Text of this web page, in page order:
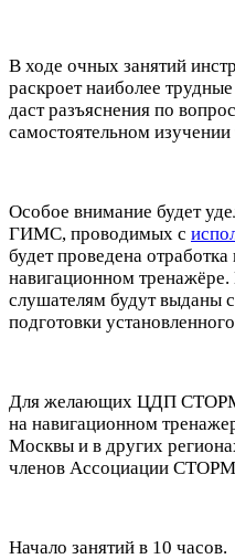
В ходе очных занятий
раскроет наиболее
даст разъяснения по
самостоятельном изучении
Особое внимание будет
ГИМС, проводимых с
будет проведена
навигационном
слушателям будут выданы
подготовки
Для желающих ЦДП СТОРМ
на навигационном
Москвы и в других
членов Ассоциации
Начало занятий в 10 часов.